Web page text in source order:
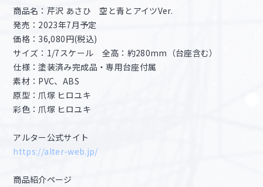
商品名：芹沢 あさひ 空と青とアイツVer.
発売：2023年7月予定
価格：36,080円(税込)
サイズ：1/7スケール 全高：約280mm（台座含む）
仕様：塗装済み完成品・専用台座付属
素材：PVC、ABS
原型：爪塚 ヒロユキ
彩色：爪塚 ヒロユキ
アルター公式サイト
https://alter-web.jp/
商品紹介ページ